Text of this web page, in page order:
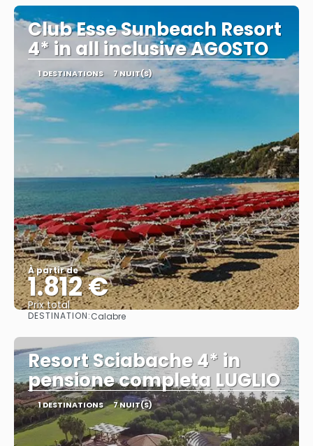
Club Esse Sunbeach Resort
4* in all inclusive AGOSTO
1 DESTINATIONS 7 NUIT(S)
À partir de
1.812 €
Prix ​​total
DESTINATION:Calabre
Resort Sciabache 4* in
pensione completa LUGLIO
1 DESTINATIONS 7 NUIT(S)